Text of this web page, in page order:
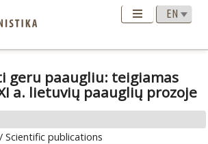
geru paaugliu: teigiamas
a. lietuvių paauglių prozoje
Scientific publications